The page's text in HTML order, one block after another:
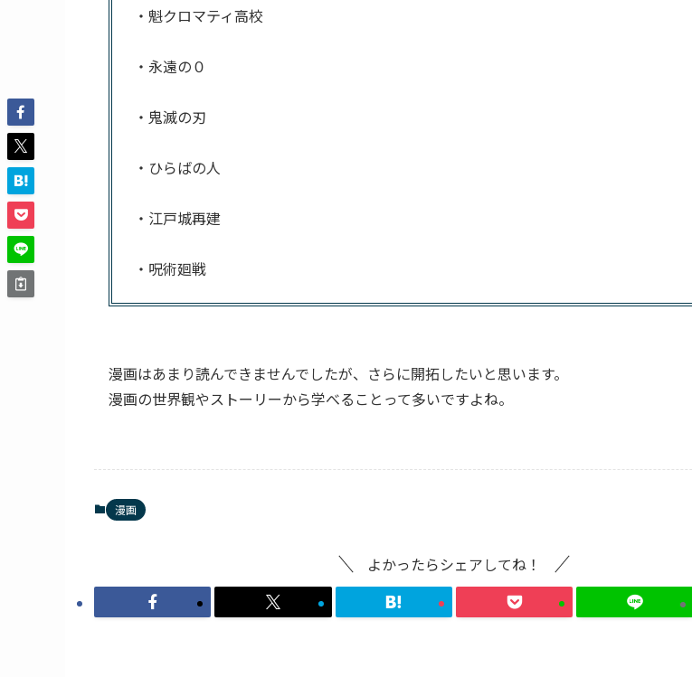
・魁クロマティ高校
・永遠の０
・鬼滅の刃
・ひらばの人
・江戸城再建
・呪術廻戦
漫画はあまり読んできませんでしたが、さらに開拓したいと思います。
漫画の世界観やストーリーから学べることって多いですよね。
漫画
よかったらシェアしてね！